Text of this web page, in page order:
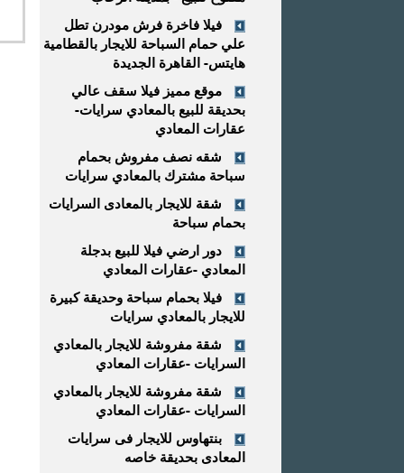
فيلا فاخرة فرش مودرن تطل
علي حمام السباحة للايجار بالقطامية
هايتس- القاهرة الجديدة
موقع مميز فيلا سقف عالي
بحديقة للبيع بالمعادي سرايات-
عقارات المعادي
شقه نصف مفروش بحمام
سباحة مشترك بالمعادي سرايات
شقة للايجار بالمعادى السرايات
بحمام سباحة
دور ارضي فيلا للبيع بدجلة
المعادي -عقارات المعادي
فيلا بحمام سباحة وحديقة كبيرة
للايجار بالمعادي سرايات
شقة مفروشة للايجار بالمعادي
السرايات -عقارات المعادي
شقة مفروشة للايجار بالمعادي
السرايات -عقارات المعادي
بنتهاوس للايجار فى سرايات
المعادى بحديقة خاصه